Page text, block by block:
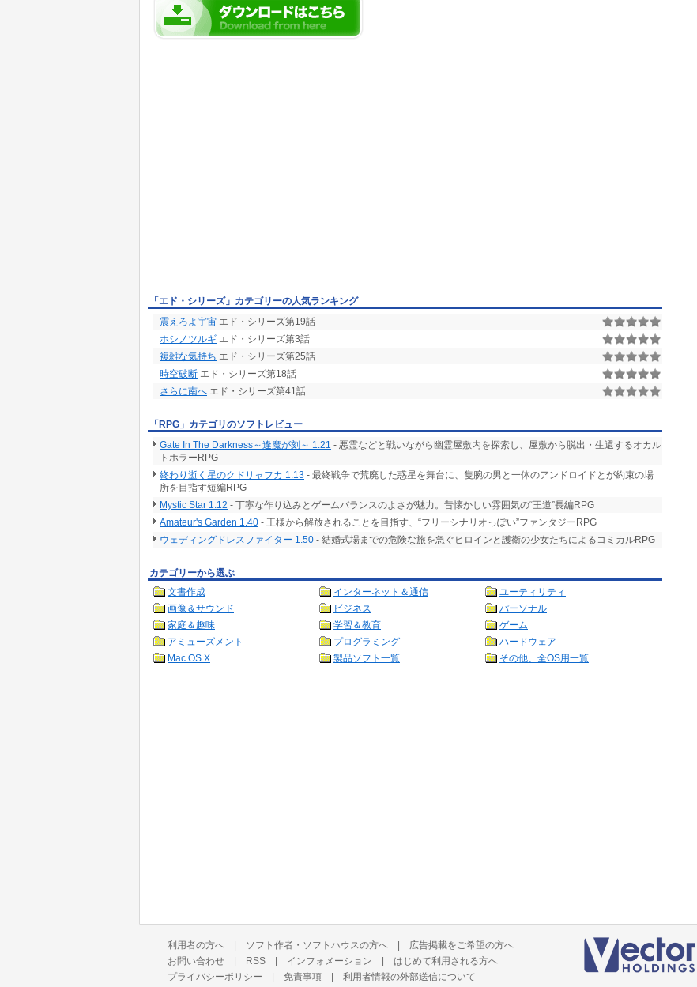
「エド・シリーズ」カテゴリーの人気ランキング
震えろよ宇宙 エド・シリーズ第19話
ホシノツルギ エド・シリーズ第3話
複雑な気持ち エド・シリーズ第25話
時空破断 エド・シリーズ第18話
さらに南へ エド・シリーズ第41話
「RPG」カテゴリのソフトレビュー
Gate In The Darkness～逢魔が刻～ 1.21 - 悪霊などと戦いながら幽霊屋敷内を探索し、屋敷から脱出・生還するオカル
トホラーRPG
終わり逝く星のクドリャフカ 1.13 - 最終戦争で荒廃した惑星を舞台に、隻腕の男と一体のアンドロイドとが約束の場
所を目指す短編RPG
Mystic Star 1.12 - 丁寧な作り込みとゲームバランスのよさが魅力。昔懐かしい雰囲気の“王道”長編RPG
Amateur's Garden 1.40 - 王様から解放されることを目指す、“フリーシナリオっぽい”ファンタジーRPG
ウェディングドレスファイター 1.50 - 結婚式場までの危険な旅を急ぐヒロインと護衛の少女たちによるコミカルRPG
カテゴリーから選ぶ
文書作成
インターネット＆通信
ユーティリティ
画像＆サウンド
ビジネス
パーソナル
家庭＆趣味
学習＆教育
ゲーム
アミューズメント
プログラミング
ハードウェア
Mac OS X
製品ソフト一覧 その他、全OS用一覧
利用者の方へ | ソフト作者・ソフトハウスの方へ | 広告掲載をご希望の方へ
お問い合わせ | RSS | インフォメーション | はじめて利用される方へ
プライバシーポリシー | 免責事項 | 利用者情報の外部送信について